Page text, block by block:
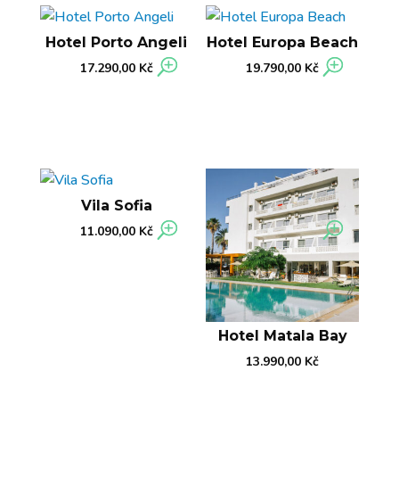
Hotel Porto Angeli
17.290,00 Kč
Hotel Europa Beach
19.790,00 Kč
Vila Sofia
11.090,00 Kč
Hotel Matala Bay
13.990,00 Kč